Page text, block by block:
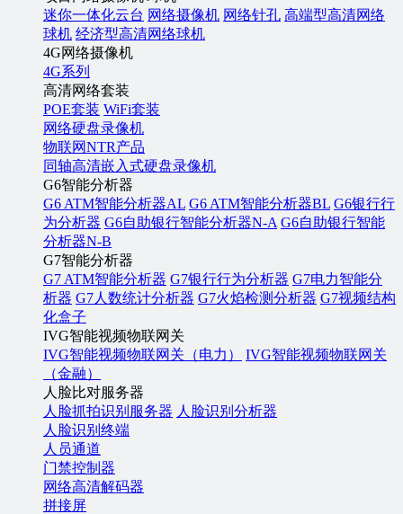
迷你一体化云台 网络摄像机 网络针孔 高端型高清网络
球机 经济型高清网络球机
4G网络摄像机
4G系列
高清网络套装
POE套装 WiFi套装
网络硬盘录像机
物联网NTR产品
同轴高清嵌入式硬盘录像机
G6智能分析器
G6 ATM智能分析器AL G6 ATM智能分析器BL G6银行行
为分析器 G6自助银行智能分析器N-A G6自助银行智能
分析器N-B
G7智能分析器
G7 ATM智能分析器 G7银行行为分析器 G7电力智能分
析器 G7人数统计分析器 G7火焰检测分析器 G7视频结构
化盒子
IVG智能视频物联网关
IVG智能视频物联网关（电力）
IVG智能视频物联网关
（金融）
人脸比对服务器
人脸抓拍识别服务器 人脸识别分析器
人脸识别终端
人员通道
门禁控制器
网络高清解码器
拼接屏